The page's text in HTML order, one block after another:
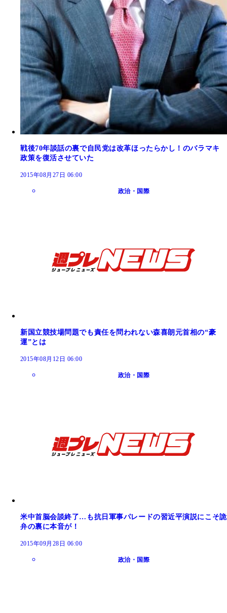
戦後70年談話の裏で自民党は改革ほったらかし！のバラマキ
政策を復活させていた
2015年08月27日 06:00
政治・国際
新国立競技場問題でも責任を問われない森喜朗元首相の“豪
運”とは
2015年08月12日 06:00
政治・国際
米中首脳会談終了…も抗日軍事パレードの習近平演説にこそ詭
弁の裏に本音が！
2015年09月28日 06:00
政治・国際